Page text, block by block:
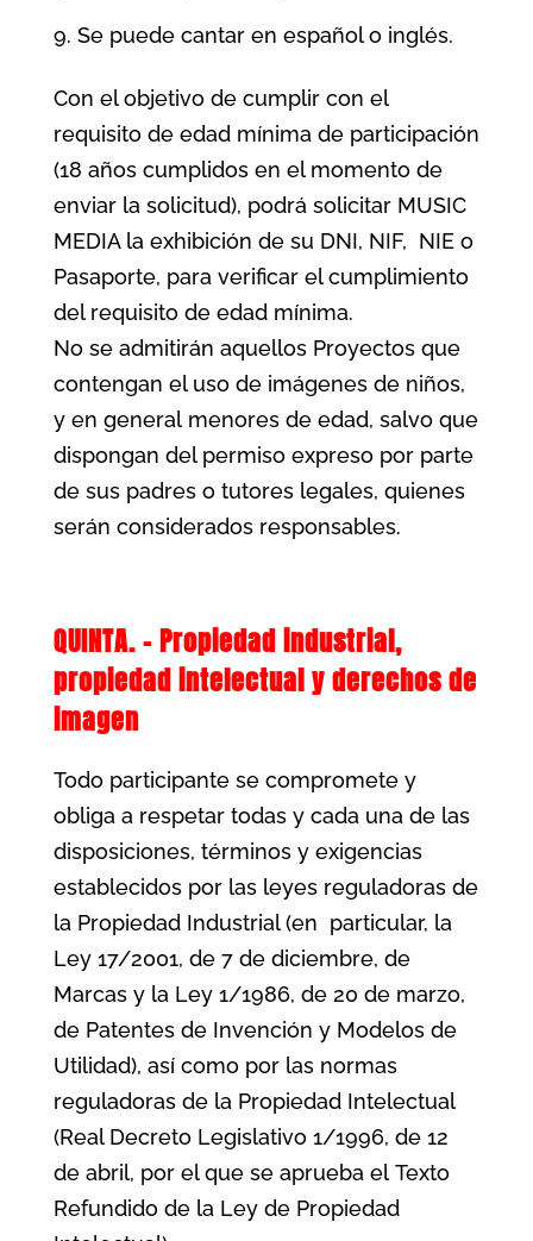
Se puede cantar en español o inglés.
Con el objetivo de cumplir con el
requisito de edad mínima de participación
(18 años cumplidos en el momento de
enviar la solicitud), podrá solicitar MUSIC
MEDIA la exhibición de su DNI, NIF, NIE o
Pasaporte, para verificar el cumplimiento
del requisito de edad mínima.
No se admitirán aquellos Proyectos que
contengan el uso de imágenes de niños,
y en general menores de edad, salvo que
dispongan del permiso expreso por parte
de sus padres o tutores legales, quienes
serán considerados responsables.
QUINTA. – Propiedad industrial,
propiedad intelectual y derechos de
imagen
Todo participante se compromete y
obliga a respetar todas y cada una de las
disposiciones, términos y exigencias
establecidos por las leyes reguladoras de
la Propiedad Industrial (en particular, la
Ley 17/2001, de 7 de diciembre, de
Marcas y la Ley 1/1986, de 20 de marzo,
de Patentes de Invención y Modelos de
Utilidad), así como por las normas
reguladoras de la Propiedad Intelectual
(Real Decreto Legislativo 1/1996, de 12
de abril, por el que se aprueba el Texto
Refundido de la Ley de Propiedad